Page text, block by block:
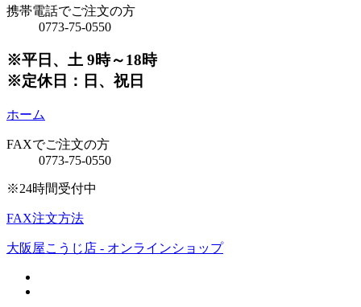
携帯電話でご注文の方
0773-75-0550
※平日、土 9時～18時
※定休日：日、祝日
ホーム
FAXでご注文の方
0773-75-0550
※24時間受付中
FAX注文方法
大阪屋こうじ店 - オンラインショップ